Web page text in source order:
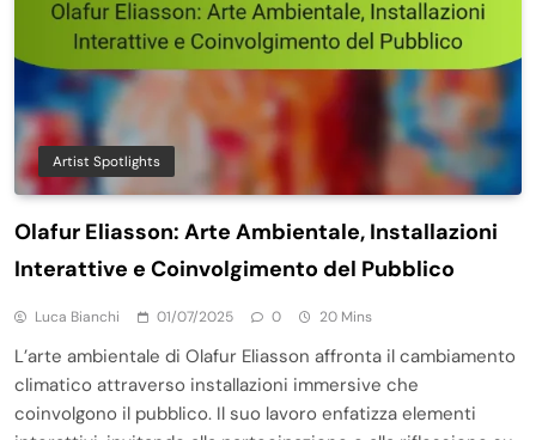
Artist Spotlights
Olafur Eliasson: Arte Ambientale, Installazioni
Interattive e Coinvolgimento del Pubblico
Luca Bianchi 01/07/2025 0 20 Mins
L’arte ambientale di Olafur Eliasson affronta il cambiamento
climatico attraverso installazioni immersive che
coinvolgono il pubblico. Il suo lavoro enfatizza elementi